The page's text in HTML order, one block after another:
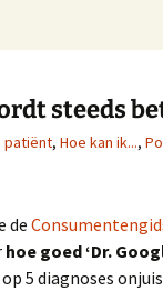
steeds
patiënt, Hoe kan ik...,
de
hoe goed ‘Dr.
op 5 diagnoses